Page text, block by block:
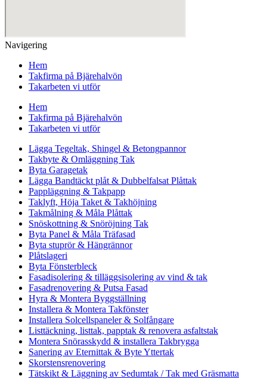
Navigering
Hem
Takfirma på Bjärehalvön
Takarbeten vi utför
Hem
Takfirma på Bjärehalvön
Takarbeten vi utför
Lägga Tegeltak, Shingel & Betongpannor
Takbyte & Omläggning Tak
Byta Garagetak
Lägga Bandtäckt plåt & Dubbelfalsat Plåttak
Pappläggning & Takpapp
Taklyft, Höja Taket & Takhöjning
Takmålning & Måla Plåttak
Snöskottning & Snöröjning Tak
Byta Panel & Måla Träfasad
Byta stuprör & Hängrännor
Plåtslageri
Byta Fönsterbleck
Fasadisolering & tilläggsisolering av vind & tak
Fasadrenovering & Putsa Fasad
Hyra & Montera Byggställning
Installera & Montera Takfönster
Installera Solcellspaneler & Solfångare
Listtäckning, listtak, papptak & renovera asfaltstak
Montera Snörasskydd & installera Takbrygga
Sanering av Eternittak & Byte Yttertak
Skorstensrenovering
Tätskikt & Läggning av Sedumtak / Tak med Gräsmatta